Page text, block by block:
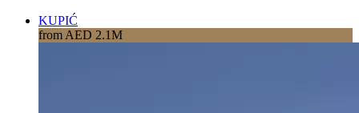
KUPIĆ
from AED 2.1M